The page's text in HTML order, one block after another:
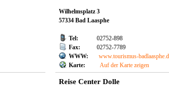
Wilhelmsplatz 3
57334 Bad Laasphe
Tel:
02752-898
Fax:
02752-7789
WWW:
www.tourismus-
Karte:
Auf der Karte zeigen
Reise Center Dolle